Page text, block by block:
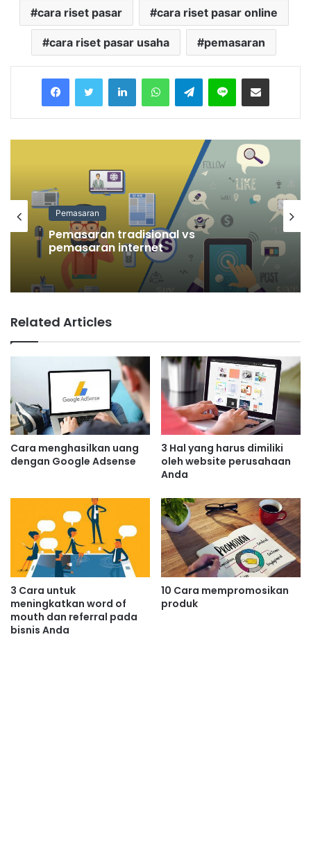
cara riset pasar cara riset pasar online
cara riset pasar usaha pemasaran
Telegram
Pemasaran
Pemasaran tradisional vs
pemasaran internet
Pemasaran
Apa itu manajemen pemasaran?
Definisi dan tugasnya
Related Articles
Cara menghasilkan uang
dengan Google Adsense
3 Hal yang harus dimiliki
oleh website perusahaan
Anda
3 Cara untuk
meningkatkan word of
mouth dan referral pada
bisnis Anda
10 Cara mempromosikan
produk